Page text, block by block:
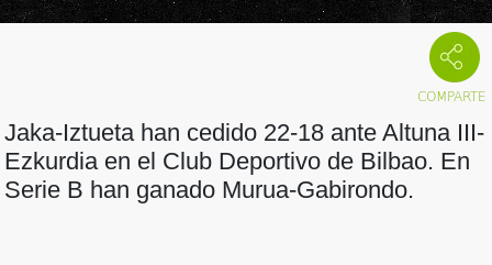
Jaka-Iztueta han cedido 22-18 ante Altuna III-
Ezkurdia en el Club Deportivo de Bilbao. En
Serie B han ganado Murua-Gabirondo.